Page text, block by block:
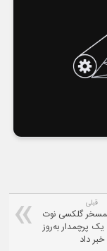
قبلی
گلکسی نوت
یک پرچمدار به‌روز
خبر داد